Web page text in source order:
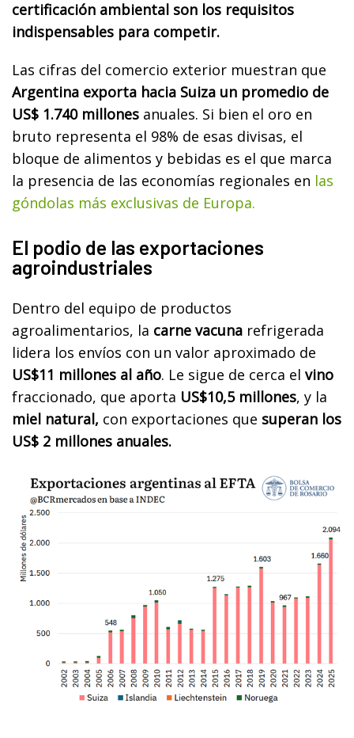
certificación ambiental son los requisitos
indispensables para competir.
Las cifras del comercio exterior muestran que
Argentina exporta hacia Suiza un promedio de
US$ 1.740 millones anuales. Si bien el oro en
bruto representa el 98% de esas divisas, el
bloque de alimentos y bebidas es el que marca
la presencia de las economías regionales en las
góndolas más exclusivas de Europa.
El podio de las exportaciones
agroindustriales
Dentro del equipo de productos
agroalimentarios, la carne vacuna refrigerada
lidera los envíos con un valor aproximado de
US$11 millones al año. Le sigue de cerca el vino
fraccionado, que aporta US$10,5 millones, y la
miel natural, con exportaciones que superan los
US$ 2 millones anuales.